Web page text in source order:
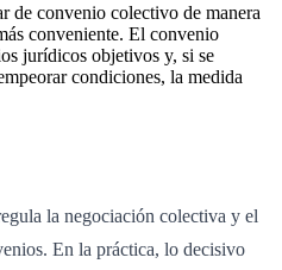
de convenio colectivo de manera
conveniente. El convenio
jurídicos objetivos y, si se
condiciones, la medida
la negociación colectiva y el
En la práctica, lo decisivo